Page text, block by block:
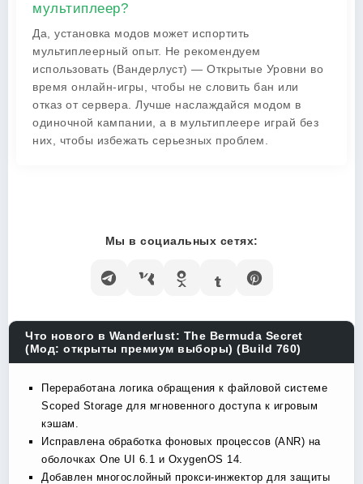
мультиплеер?
Да, установка модов может испортить
мультиплеерный опыт. Не рекомендуем
использовать (Вандерлуст) — Открытые Уровни во
время онлайн-игры, чтобы не словить бан или
отказ от сервера. Лучше наслаждайся модом в
одиночной кампании, а в мультиплеере играй без
них, чтобы избежать серьезных проблем.
Мы в социальных сетях:
Что нового в Wanderlust: The Bermuda Secret
(Мод: открыты премиум выборы) (Build 760)
Переработана логика обращения к файловой системе
Scoped Storage для мгновенного доступа к игровым
кэшам.
Исправлена обработка фоновых процессов (ANR) на
оболочках One UI 6.1 и OxygenOS 14.
Добавлен многослойный прокси-инжектор для защиты